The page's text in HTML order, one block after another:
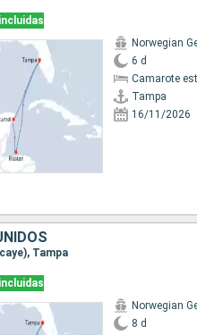
Norwegian
6 d
Camarote
Tampa
16/11/2026
Tampa
Norwegian
8 d